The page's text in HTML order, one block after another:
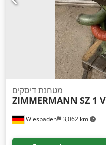
Wiesbaden 3,062 km
מטחנת דיסקים
ZIMMERMANN SZ 1 V